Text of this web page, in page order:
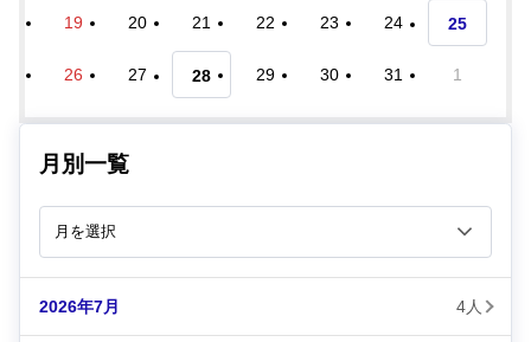
19 20 21 22 23 24 25
26 27 28 29 30 31 1
月別一覧
2026年7月 4人